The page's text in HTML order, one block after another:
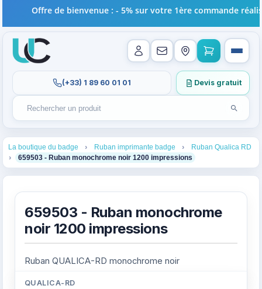
Rechercher un produit
Recherches récentes au focus. Tapez au moins 2
Lancer
(+33) 1 89 60 01 01 Devis gratuit
Offre de bienvenue : - 5% sur votre 1ère commande
La boutique du badge Ruban imprimante badge Ruban Qualica RD
659503 - Ruban monochrome noir 1200 impressions 4
659503 - Ruban monochrome
noir 1200 impressions
Ruban QUALICA-RD monochrome noir
QUALICA-RD